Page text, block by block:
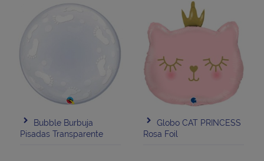
Bubble Burbuja
Pisadas Transparente
Globo CAT PRINCESS
Rosa Foil